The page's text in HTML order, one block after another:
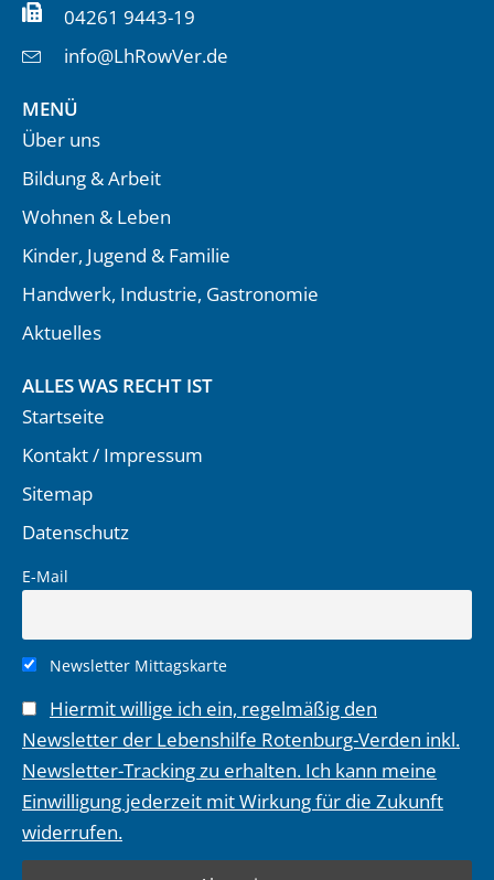
04261 9443-19
info@LhRowVer.de
MENÜ
Über uns
Bildung & Arbeit
Wohnen & Leben
Kinder, Jugend & Familie
Handwerk, Industrie, Gastronomie
Aktuelles
ALLES WAS RECHT IST
Startseite
Kontakt / Impressum
Sitemap
Datenschutz
E-Mail
Newsletter Mittagskarte
Hiermit willige ich ein, regelmäßig den
Newsletter der Lebenshilfe Rotenburg-Verden inkl.
Newsletter-Tracking zu erhalten. Ich kann meine
Einwilligung jederzeit mit Wirkung für die Zukunft
widerrufen.